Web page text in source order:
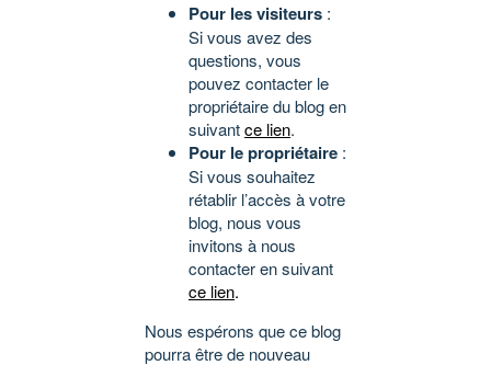
Pour les visiteurs :
Si vous avez des
questions, vous
pouvez contacter le
propriétaire du blog en
suivantce lien.
Pour le propriétaire :
Si vous souhaitez
rétablir l’accès à votre
blog, nous vous
invitons à nous
contacter en suivant
ce lien.
Nous espérons que ce blog
pourra être de nouveau